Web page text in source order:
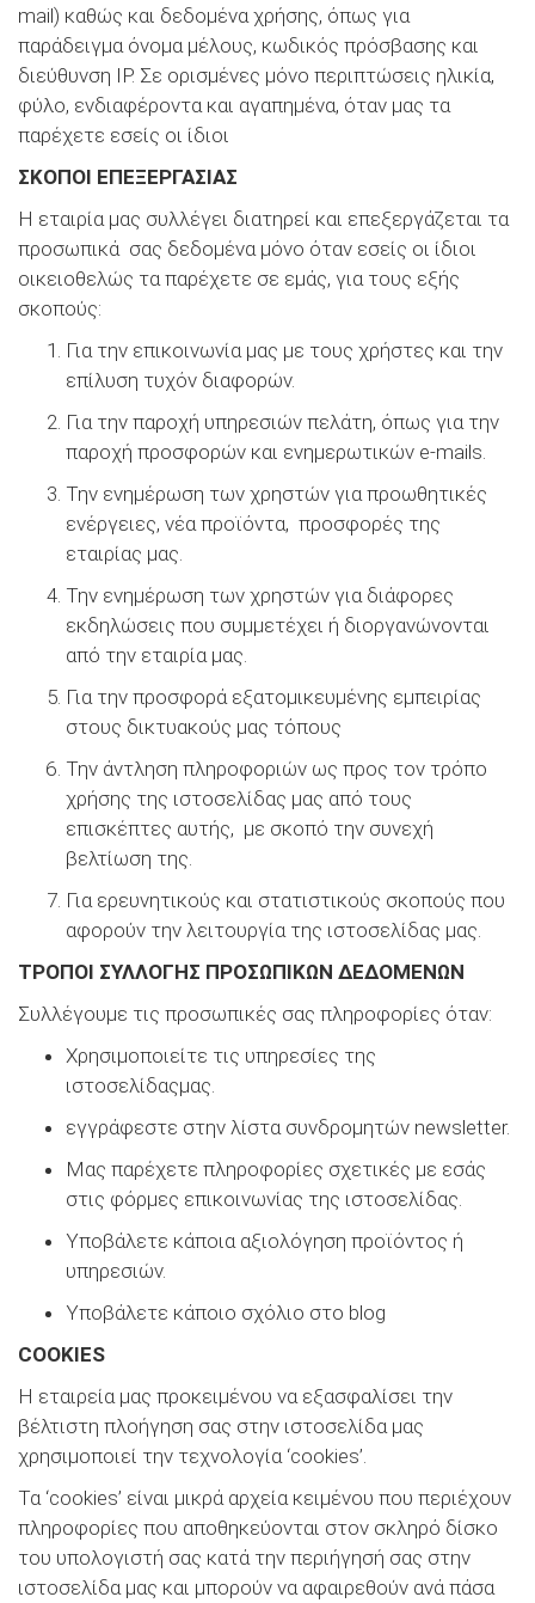
mail) καθώς και δεδομένα χρήσης, όπως για
παράδειγμα όνομα μέλους, κωδικός πρόσβασης και
διεύθυνση IP. Σε ορισμένες μόνο περιπτώσεις ηλικία,
φύλο, ενδιαφέροντα και αγαπημένα, όταν μας τα
παρέχετε εσείς οι ίδιοι
ΣΚΟΠΟΙ ΕΠΕΞΕΡΓΑΣΙΑΣ
Η εταιρία μας συλλέγει διατηρεί και επεξεργάζεται τα
προσωπικά σας δεδομένα μόνο όταν εσείς οι ίδιοι
οικειοθελώς τα παρέχετε σε εμάς, για τους εξής
σκοπούς:
Για την επικοινωνία μας με τους χρήστες και την
επίλυση τυχόν διαφορών.
Για την παροχή υπηρεσιών πελάτη, όπως για την
παροχή προσφορών και ενημερωτικών e-mails.
Την ενημέρωση των χρηστών για προωθητικές
ενέργειες, νέα προϊόντα, προσφορές της
εταιρίας μας.
Την ενημέρωση των χρηστών για διάφορες
εκδηλώσεις που συμμετέχει ή διοργανώνονται
από την εταιρία μας.
Για την προσφορά εξατομικευμένης εμπειρίας
στους δικτυακούς μας τόπους
Την άντληση πληροφοριών ως προς τον τρόπο
χρήσης της ιστοσελίδας μας από τους
επισκέπτες αυτής, με σκοπό την συνεχή
βελτίωση της.
Για ερευνητικούς και στατιστικούς σκοπούς που
αφορούν την λειτουργία της ιστοσελίδας μας.
ΤΡΟΠΟΙ ΣΥΛΛΟΓΗΣ ΠΡΟΣΩΠΙΚΩΝ ΔΕΔΟΜΕΝΩΝ
Συλλέγουμε τις προσωπικές σας πληροφορίες όταν:
Χρησιμοποιείτε τις υπηρεσίες της
ιστοσελίδαςμας.
εγγράφεστε στην λίστα συνδρομητών newsletter.
Μας παρέχετε πληροφορίες σχετικές με εσάς
στις φόρμες επικοινωνίας της ιστοσελίδας.
Υποβάλετε κάποια αξιολόγηση προϊόντος ή
υπηρεσιών.
Υποβάλετε κάποιο σχόλιο στο blog
COOKIES
Η εταιρεία μας προκειμένου να εξασφαλίσει την
βέλτιστη πλοήγηση σας στην ιστοσελίδα μας
χρησιμοποιεί την τεχνολογία ‘cookies’.
Τα ‘cookies’ είναι μικρά αρχεία κειμένου που περιέχουν
πληροφορίες που αποθηκεύονται στον σκληρό δίσκο
του υπολογιστή σας κατά την περιήγησή σας στην
ιστοσελίδα μας και μπορούν να αφαιρεθούν ανά πάσα